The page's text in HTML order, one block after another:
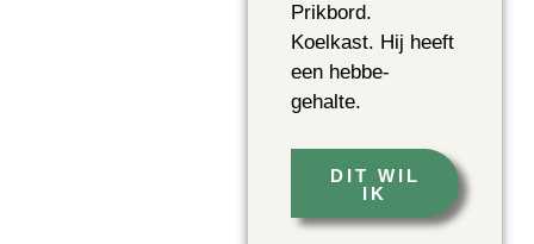
DIT WIL
IK
Prikbord.
Koelkast. Hij heeft
een hebbe-
gehalte.